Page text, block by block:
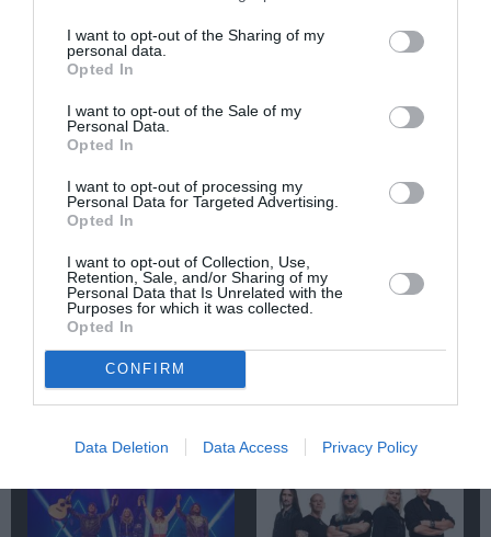
I want to opt-out of the Sharing of my
personal data.
Opted In
I want to opt-out of the Sale of my
Personal Data.
Opted In
I want to opt-out of processing my
Personal Data for Targeted Advertising.
Opted In
I want to opt-out of Collection, Use,
Retention, Sale, and/or Sharing of my
Personal Data that Is Unrelated with the
Purposes for which it was collected.
Opted In
CONFIRM
Data Deletion Data Access Privacy Policy
ΣΥΝΑΥΛΙΕΣ 2024
Newsletter
Κάθε βδομάδα στο e-mail σας τα τελευταία νέα για
Ακολουθήστε το Culturenow.gr
Σχετικά Άρθρα